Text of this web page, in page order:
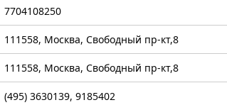
7704108250
111558, Москва, Свободный пр-кт,8
111558, Москва, Свободный пр-кт,8
(495) 3630139, 9185402